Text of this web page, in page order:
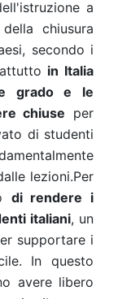
a
chiusura
secondo i
in Italia
grado e le
chiuse per
di studenti
lezioni.Per
di rendere i
italiani, un
supportare i
In questo
avere libero